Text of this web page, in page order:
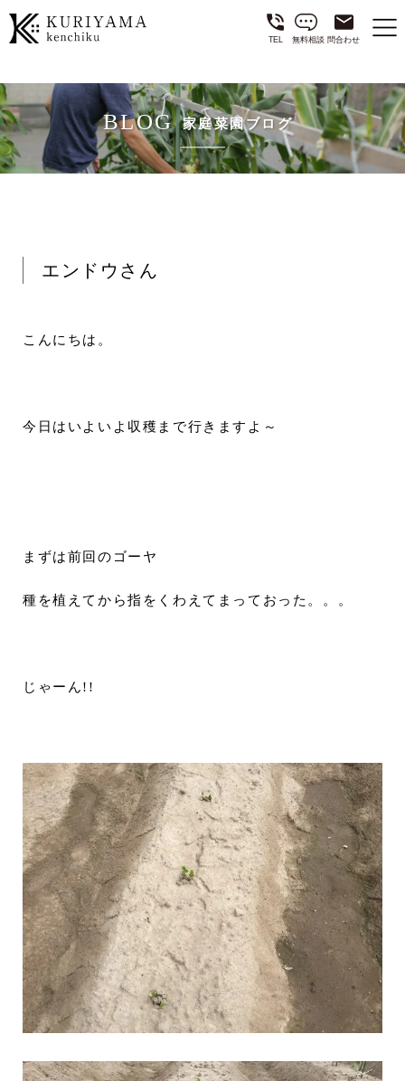
TEL 無料相談 問合わせ
BLOG 家庭菜園ブログ
エンドウさん
こんにちは。
今日はいよいよ収穫まで行きますよ～
まずは前回のゴーヤ
種を植えてから指をくわえてまっておった。。。
じゃーん!!